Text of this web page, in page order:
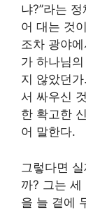
냐?”라는
어 대는 것
조차 광야
가 하나님
지 않았던
서 싸우신
한 확고한
어 말한다.
그렇다면
까? 그는
을 늘 곁에